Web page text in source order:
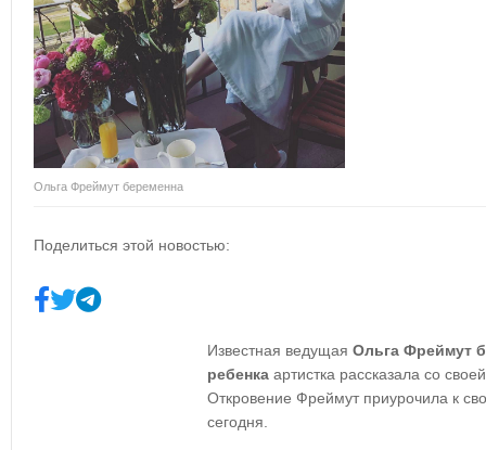
Ольга Фреймут беременна
Поделиться этой новостью:
Известная ведущая Ольга Фреймут
ребенка артистка рассказала со
Откровение Фреймут приурочила к
сегодня.